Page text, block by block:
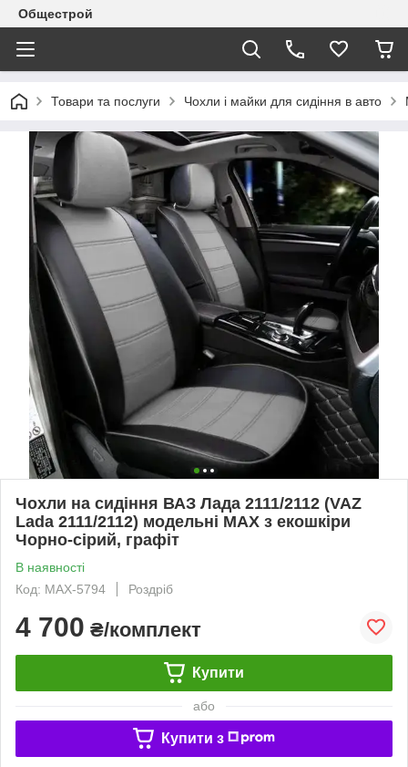
Общестрой
Товари та послуги Чохли і майки для сидіння в авто
Чохли на сидіння ВАЗ Лада 2111/2112 (VAZ
Lada 2111/2112) модельні MAX з екошкіри
Чорно-сірий, графіт
В наявності
Код: MAX-5794
Роздріб
4 700 ₴/комплект
Купити
або
Купити з